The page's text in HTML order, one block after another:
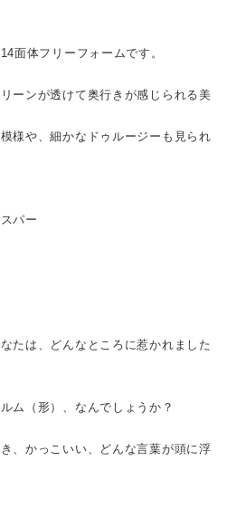
面体フリーフォームです。
ーンが透けて奥行きが感じられる美
様や、細かなドゥルージーも見られ
パー
たは、どんなところに惹かれました
ム（形）、なんでしょうか？
、かっこいい、どんな言葉が頭に浮